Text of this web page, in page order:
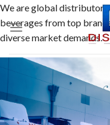
Skip
to
content
We are global distributor,
beverages from top
diverse market demands.